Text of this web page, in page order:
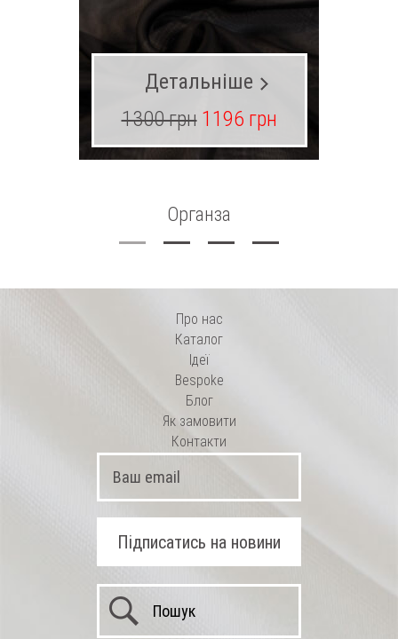
Органза
Детальніше
1300 грн 1196 грн
Про нас
Каталог
Ідеї
Bespoke
Блог
Як замовити
Контакти